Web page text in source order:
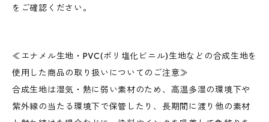
をご確認ください。
≪エナメル生地・PVC(ポリ塩化ビニル)生地などの合成生地を
使用した商品の取り扱いについてのご注意≫
合成生地は湿気・熱に弱い素材のため、高温多湿の環境下や
紫外線の当たる環境下で保管したり、長期間に渡り他の素材